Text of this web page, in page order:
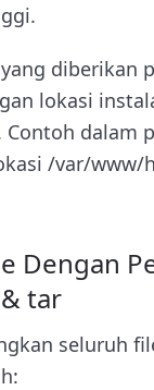
diberikan
lokasi
Contoh dalam
/var/www/
Dengan
tar
seluruh